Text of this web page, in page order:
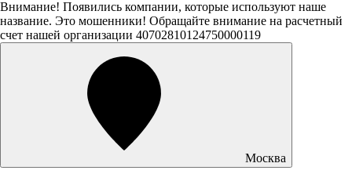
Внимание! Появились компании, которые используют наше
название. Это мошенники! Обращайте внимание на расчетный
счет нашей организации 40702810124750000119
Москва